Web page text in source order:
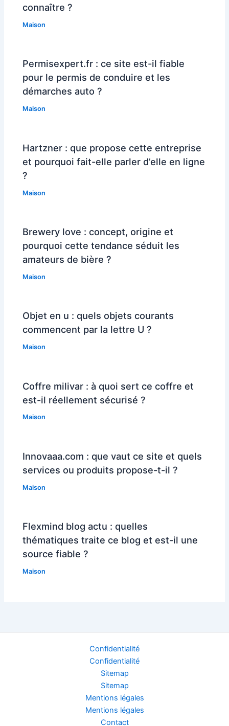
connaître ?
Maison
Permisexpert.fr : ce site est-il fiable
pour le permis de conduire et les
démarches auto ?
Maison
Hartzner : que propose cette entreprise
et pourquoi fait-elle parler d’elle en ligne
?
Maison
Brewery love : concept, origine et
pourquoi cette tendance séduit les
amateurs de bière ?
Maison
Objet en u : quels objets courants
commencent par la lettre U ?
Maison
Coffre milivar : à quoi sert ce coffre et
est-il réellement sécurisé ?
Maison
Innovaaa.com : que vaut ce site et quels
services ou produits propose-t-il ?
Maison
Flexmind blog actu : quelles
thématiques traite ce blog et est-il une
source fiable ?
Maison
Confidentialité
Confidentialité
Sitemap
Sitemap
Mentions légales
Mentions légales
Contact